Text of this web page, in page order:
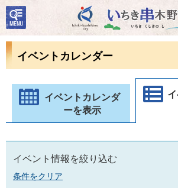
いちき串木野市
検
索・
共通
ューイベントカレンダー
イベントカレンダ
ーを表示
イベント情報を絞り込む
条件をクリア